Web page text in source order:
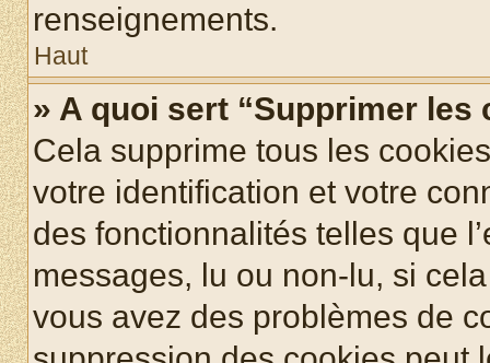
renseignements.
Haut
» A quoi sert “Supprimer les
Cela supprime tous les
votre identification et votre
des fonctionnalités telles que
messages, lu ou non-lu, si
vous avez des problèmes de